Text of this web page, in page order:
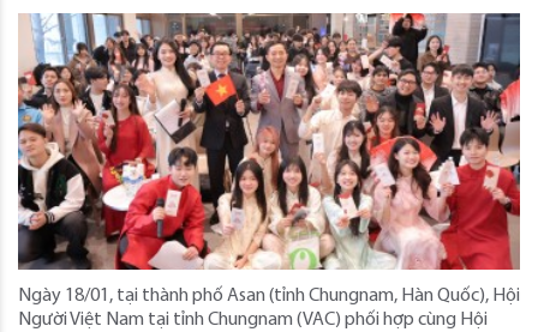
Ngày 18/01, tại thành phố Asan (tỉnh Chungnam, Hàn Quốc), Hội
Người Việt Nam tại tỉnh Chungnam (VAC) phối hợp cùng Hội